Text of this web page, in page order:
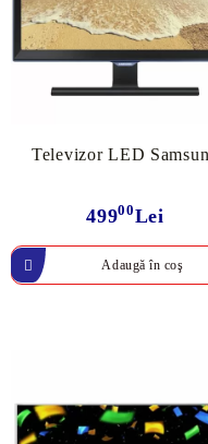
Televizor LED
49900Lei